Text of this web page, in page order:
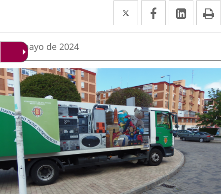
Twitter
Enlace
a
aplicación
externa.
Facebook
Enlace
a
aplicación
externa.
Enlace
a
Fecha
la
noticia
6 de mayo de 2024